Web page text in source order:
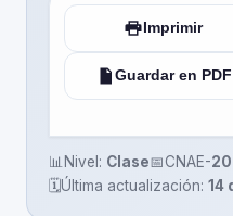
Imprimir
Guardar en PDF
📊Nivel: Clase📅CNAE-
🗓️Última actualización: 14